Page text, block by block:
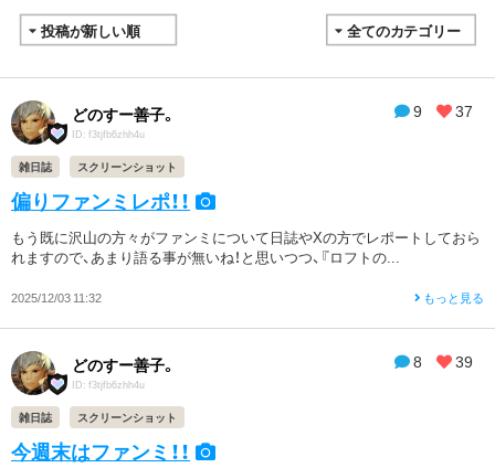
9 37
どのすー善子。
ID: f3tjfb6zhh4u
雑日誌 スクリーンショット
偏りファンミレポ！！
もう既に沢山の方々がファンミについて日誌やXの方でレポートしておら
れますので、あまり語る事が無いね！と思いつつ、『ロフトの...
2025/12/03 11:32 もっと見る
8 39
どのすー善子。
ID: f3tjfb6zhh4u
雑日誌 スクリーンショット
今週末はファンミ！！